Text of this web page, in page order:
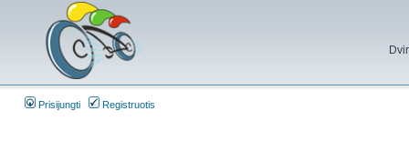
Prisijungti Registruotis